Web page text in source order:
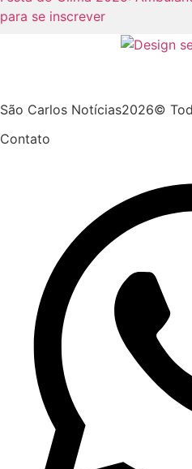
para se inscrever
São Carlos Notícias2026©
Contato